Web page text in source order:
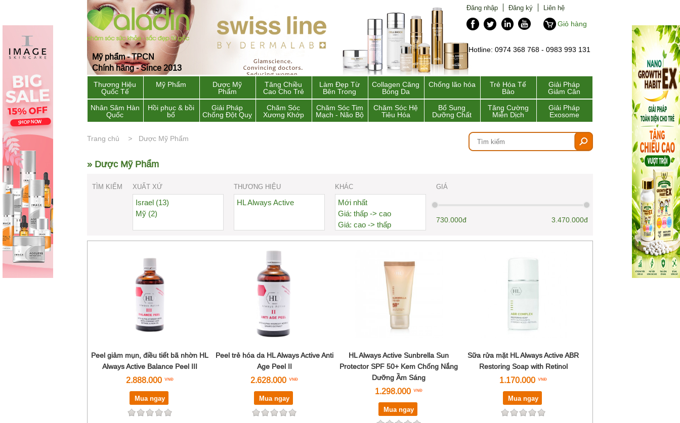
Mỹ phẩm - TPCN
Chính hãng - Since 2013
Đăng nhập Đăng ký
Liên hệ
Giỏ hàng
Hotline: 0974 368 768 - 0983 993 131
Thương Hiệu
Quốc Tế
Mỹ Phẩm
Dược Mỹ
Phẩm
Tăng Chiều
Cao Cho Trẻ
Làm Đẹp Từ
Bên Trong
Collagen Căng
Bóng Da
Chống lão hóa
Trẻ Hóa Tế
Bào
Giải Pháp
Giảm Cân
Nhân Sâm Hàn
Quốc
Hồi phục & bồi
bổ
Giải Pháp
Chống Đột Quỵ
Chăm Sóc
Xương Khớp
Chăm Sóc Tim
Mạch - Não Bộ
Chăm Sóc Hệ
Tiêu Hóa
Bổ Sung
Dưỡng Chất
Tăng Cường
Miễn Dịch
Giải Pháp
Exosome
Trang chủ Dược Mỹ Phẩm
» Dược Mỹ Phẩm
TÌM KIẾM XUẤT XỨ
Israel (13)
Mỹ (2)
THƯƠNG HIỆU
HL Always Active
KHÁC
Mới nhất
Giá: thấp -> cao
Giá: cao -> thấp
GIÁ
730.000đ 3.470.000đ
Peel giảm mụn, điều tiết bã nhờn HL
Always Active Balance Peel III
2.888.000
Mua ngay
Peel trẻ hóa da HL Always Active Anti
Age Peel II
2.628.000
Mua ngay
HL Always Active Sunbrella Sun
Protector SPF 50+ Kem Chống Nắng
Dưỡng Ầm Sáng
1.298.000
Mua ngay
Sữa rửa mặt HL Always Active ABR
Restoring Soap with Retinol
1.170.000
Mua ngay